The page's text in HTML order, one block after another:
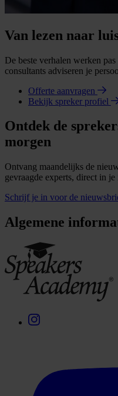
Van lezen naar
De beste verhalen werken
consultants adviseren je
Offerte aanvragen
Bekijk spreker profiel
Ontdek de
morgen
Ontvang maandelijks de
gevraagde experts, direct in je
Schrijf je in voor de
Algemene